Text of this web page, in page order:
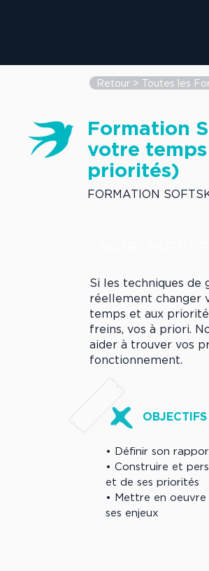
Retour > Toutes les
Formation
votre
priorités)
FORMATION
Si les techniques de
réellement changer
temps et aux
freins, vos à priori.
aider à trouver vos
fonctionnement.
• Définir son
• Construire et
et de ses priorités
• Mettre en oeuvre
ses enjeux